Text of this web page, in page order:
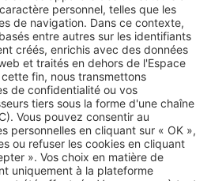
Investir
30 % de décote sur le prix d'achat
: pourquoi le viager attire de plus
en plus d'investisseurs